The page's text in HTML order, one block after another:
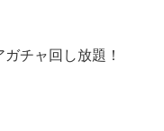
ャ回し放題！